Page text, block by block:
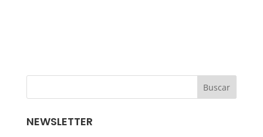
NEWSLETTER